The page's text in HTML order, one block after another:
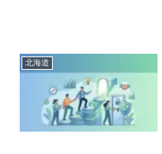
北海道